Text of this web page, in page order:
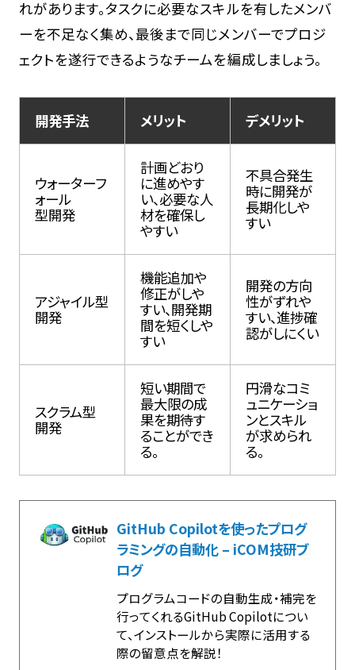
れがあります。タスクに必要なスキルを有したメンバ
ーを不足なく集め、最後まで同じメンバーでプロジ
ェクトを遂行できるようなチームを編成しましょう。
開発手法 メリット デメリット
ウォーターフ
ォール
型開発
計画どおり
に進めやす
い、必要な人
材を確保し
やすい
不具合発生
時に開発が
長期化しや
すい
アジャイル型
開発
機能追加や
修正がしや
すい、開発期
間を短くしや
すい
開発の方向
性がずれや
すい、進捗確
認がしにくい
スクラム型
開発
短い期間で
最大限の成
果を期待す
ることができ
る。
円滑なコミ
ュニケーショ
ンとスキル
が求められ
る。
GitHub Copilotを使ったプログ
ラミングの自動化 – iCOM技研ブ
ログ
プログラムコードの自動生成・補完を
行ってくれるGitHub Copilotについ
て、インストールから実際に活用する
際の留意点を解説！